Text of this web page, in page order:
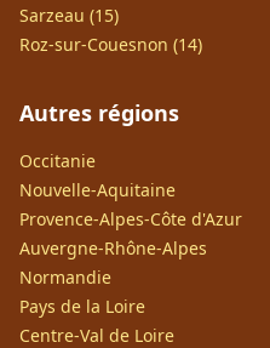
Sarzeau (15)
Roz-sur-Couesnon (14)
Autres régions
Occitanie
Nouvelle-Aquitaine
Provence-Alpes-Côte d'Azur
Auvergne-Rhône-Alpes
Normandie
Pays de la Loire
Centre-Val de Loire